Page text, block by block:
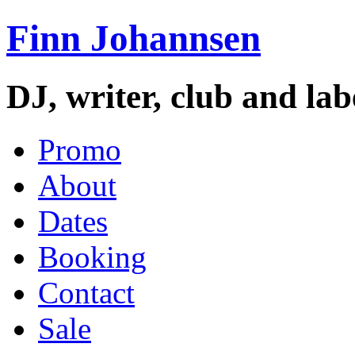
Finn Johannsen
DJ, writer, club and
Promo
About
Dates
Booking
Contact
Sale